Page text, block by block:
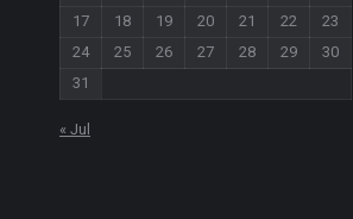
17
18 19 20 21 22
23
24
25 26 27 28 29
30
31
« Jul